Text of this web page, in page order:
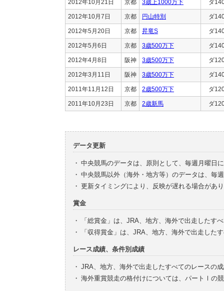
2012年10月21日 京都 3歳上1000万下 ダ
2012年10月7日 京都 円山特別 ダ
2012年5月20日 京都 昇竜S ダ
2012年5月6日 京都 3歳500万下 ダ
2012年4月8日 阪神 3歳500万下 ダ
2012年3月11日 阪神 3歳500万下 ダ
2011年11月12日 京都 2歳500万下 ダ
2011年10月23日 京都 2歳新馬 ダ
データ更新
・ 中央競馬のデータは、原則として、毎週月曜日
・ 中央競馬以外（海外・地方等）のデータは、毎
・ 更新タイミングにより、反映が遅れる場合があ
賞金
・
「総賞金」は、JRA、地方、海外で出走したす
・
「収得賞金」は、JRA、地方、海外で出走した
レース成績、条件別成績
・ JRA、地方、海外で出走したすべてのレースの
・ 海外重賞競走の格付けについては、パートⅠの